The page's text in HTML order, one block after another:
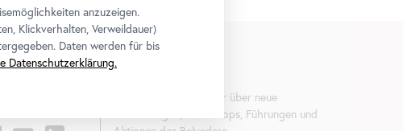
Erfahren Sie als Erste*r über neue
Ausstellungen, Workshops, Führungen und
anzuzeigen.
Klickverhalten, Verweildauer)
Daten werden für bis
Datenschutzerklärung.